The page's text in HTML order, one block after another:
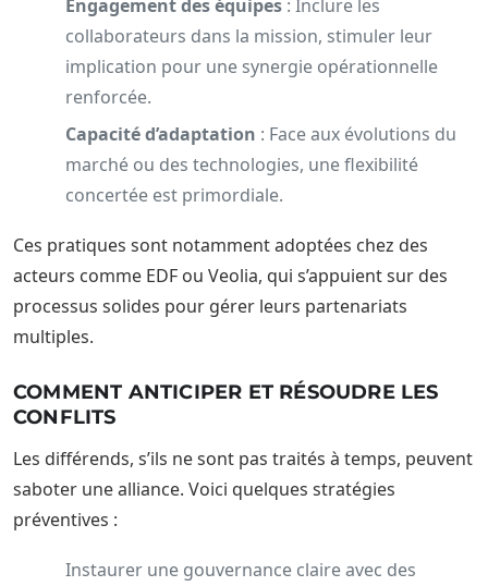
Engagement des équipes : Inclure les
collaborateurs dans la mission, stimuler leur
implication pour une synergie opérationnelle
renforcée.
Capacité d’adaptation : Face aux évolutions du
marché ou des technologies, une flexibilité
concertée est primordiale.
Ces pratiques sont notamment adoptées chez des
acteurs comme EDF ou Veolia, qui s’appuient sur des
processus solides pour gérer leurs partenariats
multiples.
COMMENT ANTICIPER ET RÉSOUDRE LES
CONFLITS
Les différends, s’ils ne sont pas traités à temps, peuvent
saboter une alliance. Voici quelques stratégies
préventives :
Instaurer une gouvernance claire avec des